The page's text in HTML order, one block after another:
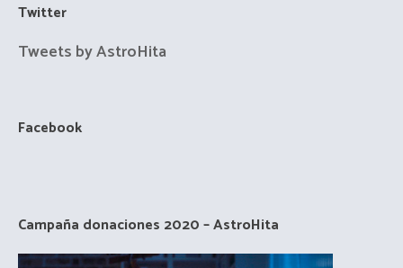
Twitter
Tweets by AstroHita
Facebook
Campaña donaciones 2020 – AstroHita